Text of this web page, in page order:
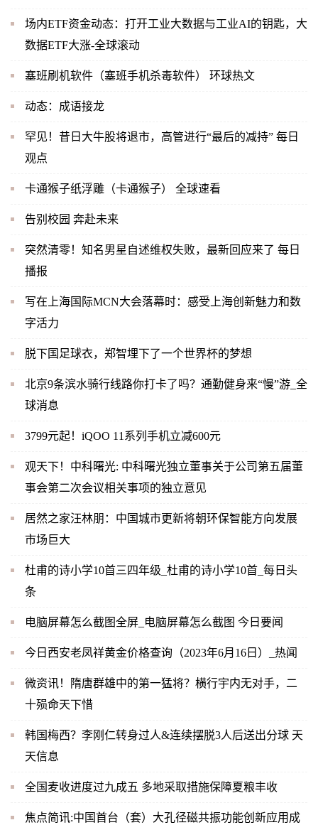
场内ETF资金动态：打开工业大数据与工业AI的钥匙，大
数据ETF大涨-全球滚动
塞班刷机软件（塞班手机杀毒软件） 环球热文
动态：成语接龙
罕见！昔日大牛股将退市，高管进行“最后的减持” 每日
观点
卡通猴子纸浮雕（卡通猴子） 全球速看
告别校园 奔赴未来
突然清零！知名男星自述维权失败，最新回应来了 每日
播报
写在上海国际MCN大会落幕时：感受上海创新魅力和数
字活力
脱下国足球衣，郑智埋下了一个世界杯的梦想
北京9条滨水骑行线路你打卡了吗？通勤健身来“慢”游_全
球消息
3799元起！iQOO 11系列手机立减600元
观天下！中科曙光: 中科曙光独立董事关于公司第五届董
事会第二次会议相关事项的独立意见
居然之家汪林朋：中国城市更新将朝环保智能方向发展
市场巨大
杜甫的诗小学10首三四年级_杜甫的诗小学10首_每日头
条
电脑屏幕怎么截图全屏_电脑屏幕怎么截图 今日要闻
今日西安老凤祥黄金价格查询（2023年6月16日）_热闻
微资讯！隋唐群雄中的第一猛将？横行宇内无对手，二
十殒命天下惜
韩国梅西？李刚仁转身过人&连续摆脱3人后送出分球 天
天信息
全国麦收进度过九成五 多地采取措施保障夏粮丰收
焦点简讯:中国首台（套）大孔径磁共振功能创新应用成